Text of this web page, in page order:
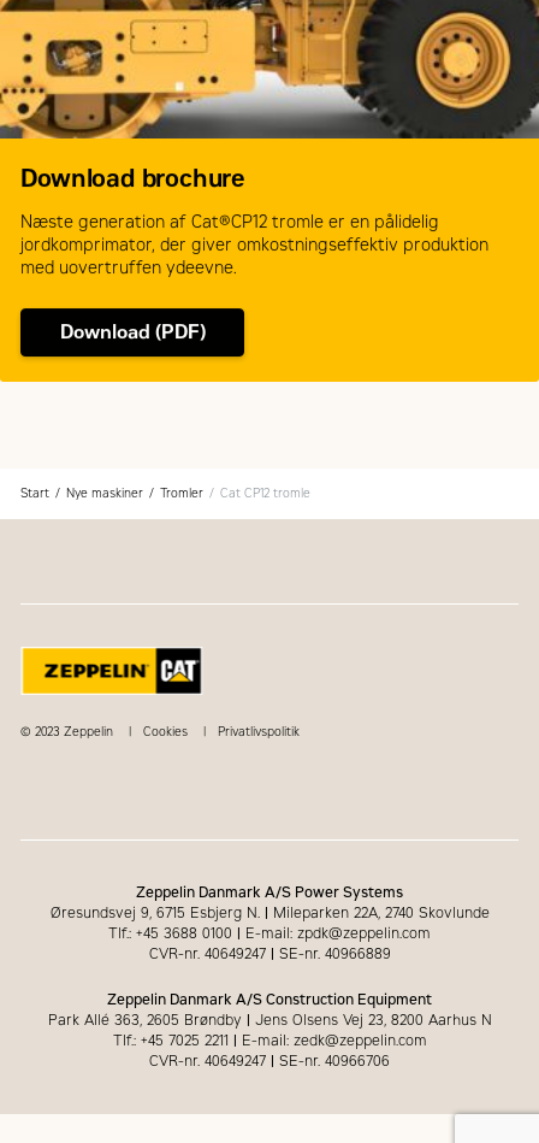
Download brochure
Næste generation af Cat®CP12 tromle er en pålidelig
jordkomprimator, der giver omkostningseffektiv produktion
med uovertruffen ydeevne.
Download (PDF)
Start Nye maskiner Tromler Cat CP12 tromle
© 2023 Zeppelin Cookies Privatlivspolitik
Zeppelin Danmark A/S Power Systems
Øresundsvej 9, 6715 Esbjerg N.
Mileparken 22A, 2740 Skovlunde
Tlf.: +45 3688 0100
E-mail: zpdk@zeppelin.com
CVR-nr. 40649247
SE-nr. 40966889
Zeppelin Danmark A/S Construction Equipment
Park Allé 363, 2605 Brøndby
Jens Olsens Vej 23, 8200 Aarhus N
Tlf.: +45 7025 2211
E-mail: zedk@zeppelin.com
CVR-nr. 40649247
SE-nr. 40966706